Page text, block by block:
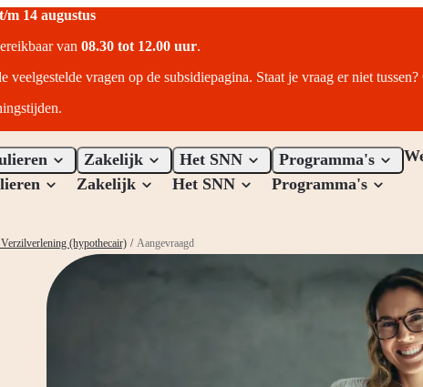
m 14 augustus
van 08.30 tot 12.00 uur.
vragen op de subsidiepagina. Staat je vraag er niet
Zakelijk
Zakelijk
Het SNN
Het SNN
Programma's
Programma's
(hypothecair) / Aangevraagd